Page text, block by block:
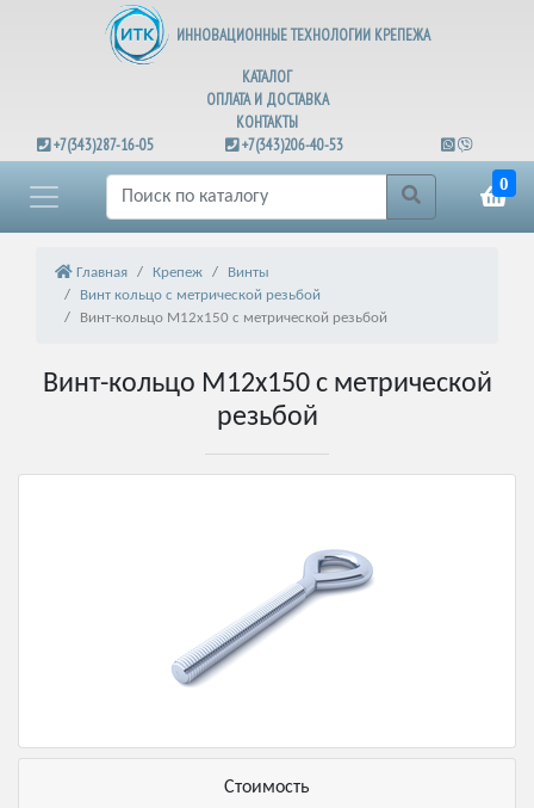
ИННОВАЦИОННЫЕ ТЕХНОЛОГИИ КРЕПЕЖА
КАТАЛОГ
ОПЛАТА И ДОСТАВКА
КОНТАКТЫ
+7(343)287-16-05
+7(343)206-40-53
0
Главная Крепеж
Винты
Винт кольцо с метрической резьбой
Винт-кольцо М12х150 с метрической резьбой
Винт-кольцо М12х150 с метрической
резьбой
Стоимость